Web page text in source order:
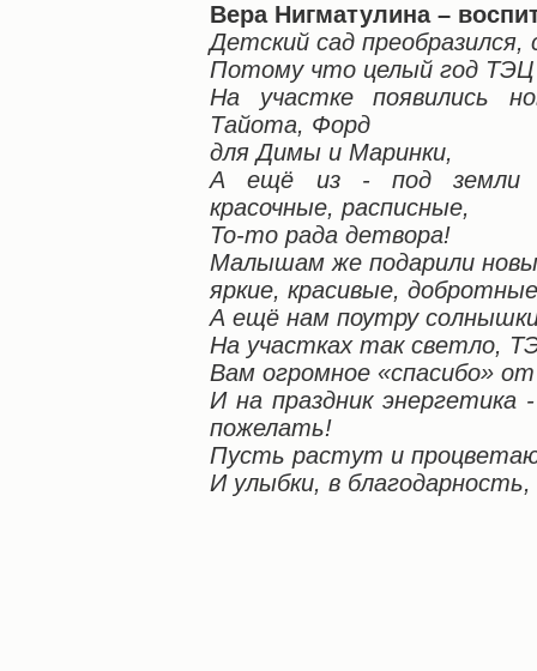
Вера Нигматулина –
Детский сад
Потому что целый год ТЭЦ
На участке появились
Тайота, Форд
для Димы и Маринки,
А ещё из - под земли
красочные, расписные,
То-то рада детвора!
Малышам же подарили
яркие, красивые,
А ещё нам поутру
На участках так светло,
Вам огромное «спасибо»
И на праздник энергетика
пожелать!
Пусть растут и
И улыбки, в